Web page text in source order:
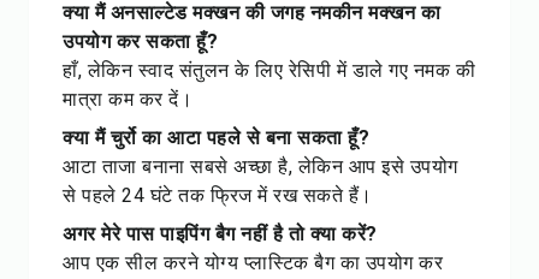
क्या मैं अनसाल्टेड मक्खन की जगह नमकीन मक्खन का
उपयोग कर सकता हूँ?
हाँ, लेकिन स्वाद संतुलन के लिए रेसिपी में डाले गए नमक की
मात्रा कम कर दें।
क्या मैं चुर्रो का आटा पहले से बना सकता हूँ?
आटा ताजा बनाना सबसे अच्छा है, लेकिन आप इसे उपयोग
से पहले 24 घंटे तक फ्रिज में रख सकते हैं।
अगर मेरे पास पाइपिंग बैग नहीं है तो क्या करें?
आप एक सील करने योग्य प्लास्टिक बैग का उपयोग कर